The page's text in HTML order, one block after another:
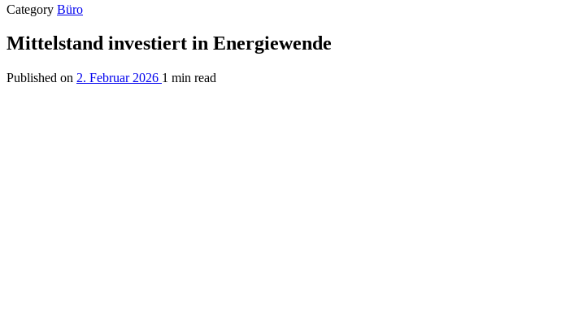
Category Büro
Mittelstand investiert in Energiewende
Published on 2. Februar 2026 1 min read